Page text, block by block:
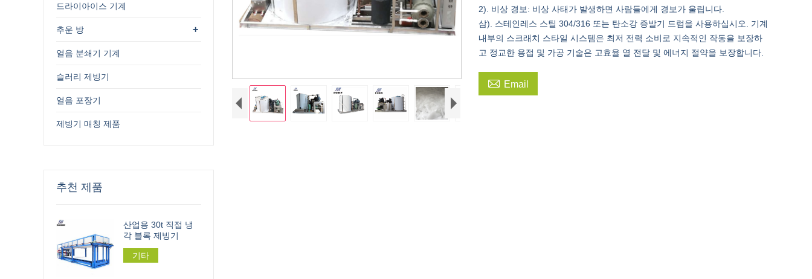
2). 비상 경보: 비상 사태가 발생하면 사람들에게 경보가 울립니다.
삼). 스테인레스 스틸 304/316 또는 탄소강 증발기 드럼을 사용하십시오. 기계
내부의 스크래치 스타일 시스템은 최저 전력 소비로 지속적인 작동을 보장하
고 정교한 용접 및 가공 기술은 고효율 열 전달 및 에너지 절약을 보장합니다.
 Email
드라이아이스 기계
+
추운 방
얼음 분쇄기 기계
슬러리 제빙기
얼음 포장기
제빙기 매칭 제품
추천 제품
산업용 30t 직접 냉
각 블록 제빙기
기타